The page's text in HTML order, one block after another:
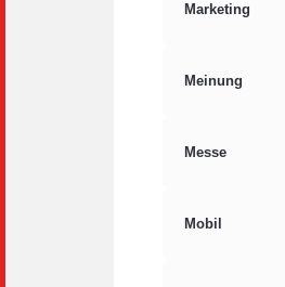
Marketing
Meinung
Messe
Mobil